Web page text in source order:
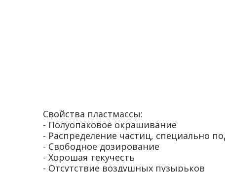
Свойства пластмассы:
- Полуопаковое окрашивание
- Распределение частиц, специально
- Свободное дозирование
- Хорошая текучесть
- Отсутствие воздушных пузырьков